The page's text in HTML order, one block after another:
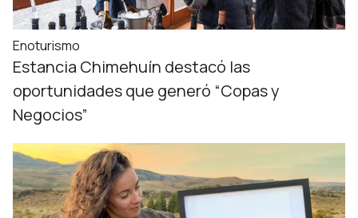
Enoturismo
Estancia Chimehuín destacó las
oportunidades que generó “Copas y
Negocios”